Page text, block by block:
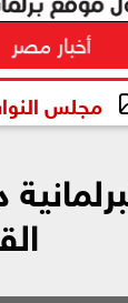
أخبار مصر
مجلس